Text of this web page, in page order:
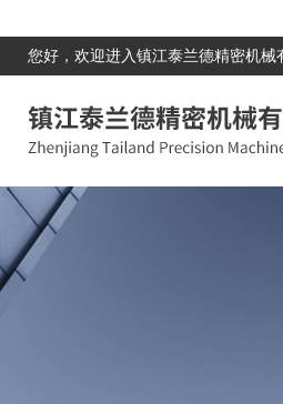
您好，欢迎进入镇江泰兰德精密机械